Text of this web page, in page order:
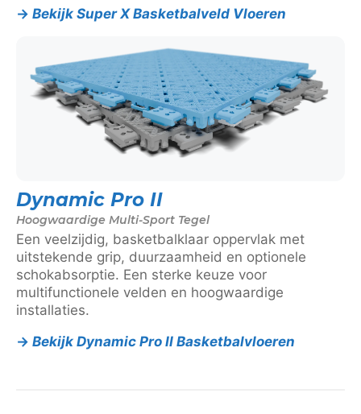
→ Bekijk Super X Basketbalveld Vloeren
Dynamic Pro II
Hoogwaardige Multi-Sport Tegel
Een veelzijdig, basketbalklaar oppervlak met
uitstekende grip, duurzaamheid en optionele
schokabsorptie. Een sterke keuze voor
multifunctionele velden en hoogwaardige
installaties.
→ Bekijk Dynamic Pro II Basketbalvloeren